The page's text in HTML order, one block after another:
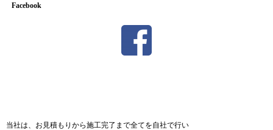
Facebook
当社は、お見積もりから施工完了まで全てを自社で行い